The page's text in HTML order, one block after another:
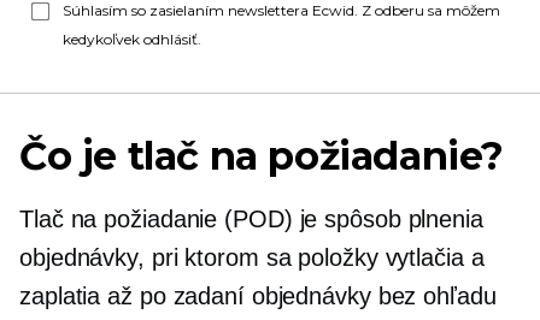
Súhlasím so zasielaním newslettera Ecwid. Z odberu sa môžem
kedykoľvek odhlásiť.
Čo je tlač na požiadanie?
Tlač na požiadanie (POD) je spôsob plnenia
objednávky, pri ktorom sa položky vytlačia a
zaplatia až po zadaní objednávky bez ohľadu